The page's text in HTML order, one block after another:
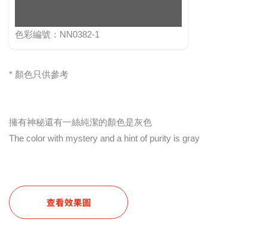
色彩編號：NN0382-1
* 顏色只供參考
擁有神秘還有一絲純潔的顏色是灰色
The color with mystery and a hint of purity is gray
查看效果圖